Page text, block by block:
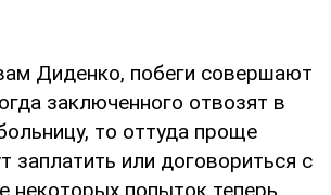
Диденко, побеги совершают
заключенного отвозят в
то оттуда проще
заплатить или договориться с
некоторых попыток теперь